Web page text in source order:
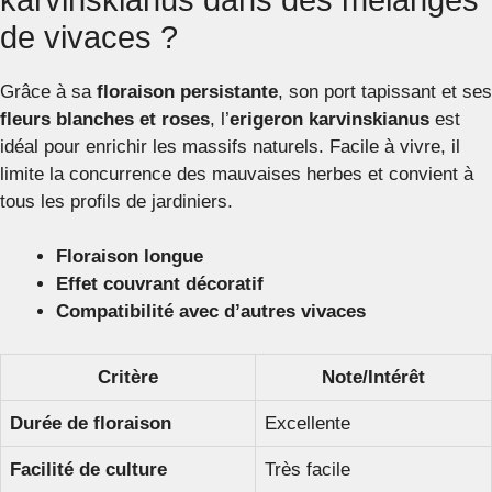
de vivaces ?
Grâce à sa floraison persistante, son port tapissant et ses
fleurs blanches et roses, l’erigeron karvinskianus est
idéal pour enrichir les massifs naturels. Facile à vivre, il
limite la concurrence des mauvaises herbes et convient à
tous les profils de jardiniers.
Floraison longue
Effet couvrant décoratif
Compatibilité avec d’autres vivaces
Critère Note/Intérêt
Durée de floraison Excellente
Facilité de culture Très facile